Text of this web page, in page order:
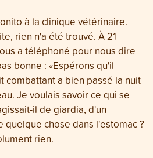
à la clinique vétérinaire.
rien n'a été trouvé. À 21
a téléphoné pour nous dire
bonne : «Espérons qu'il
combattant a bien passé la nuit
Je voulais savoir ce qui se
il de giardia, d'un
chose dans l'estomac ?
rien.